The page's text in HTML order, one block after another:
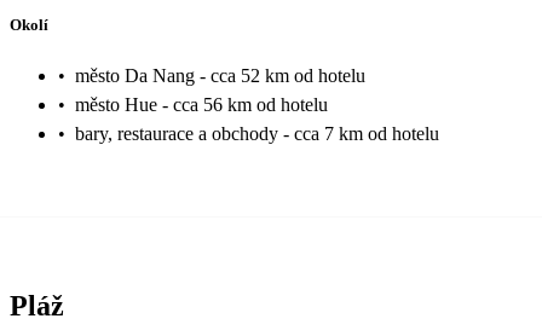
Okolí
• město Da Nang - cca 52 km od hotelu
• město Hue - cca 56 km od hotelu
• bary, restaurace a obchody - cca 7 km od hotelu
Pláž